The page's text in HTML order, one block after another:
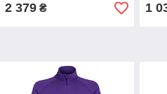
2 379₴ 1